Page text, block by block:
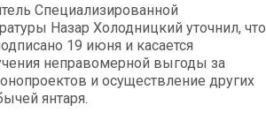
Специализированной
Назар Холодницкий уточнил, что
19 июня и касается
неправомерной выгоды за
и осуществление других
янтаря.